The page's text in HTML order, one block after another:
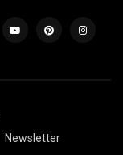
Newsletter